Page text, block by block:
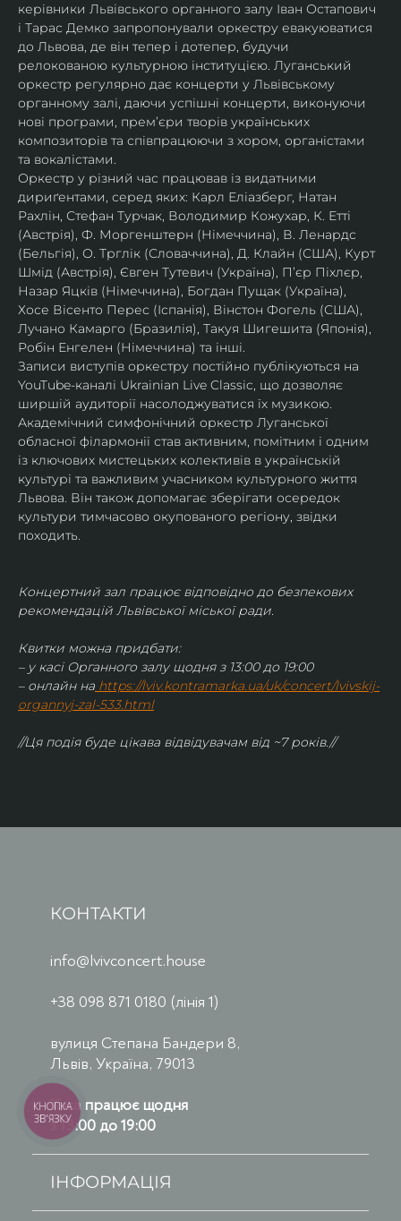
керівники Львівського органного залу Іван Остапович
і Тарас Демко запропонували оркестру евакуюватися
до Львова, де він тепер і дотепер, будучи
релокованою культурною інституцією. Луганський
оркестр регулярно дає концерти у Львівському
органному залі, даючи успішні концерти, виконуючи
нові програми, прем’єри творів українських
композиторів та співпрацюючи з хором, органістами
та вокалістами.
Оркестр у різний час працював із видатними
дириґентами, серед яких: Карл Еліазберг, Натан
Рахлін, Стефан Турчак, Володимир Кожухар, К. Етті
(Австрія), Ф. Моргенштерн (Німеччина), В. Ленардс
(Бельгія), О. Трглік (Словаччина), Д. Клайн (США), Курт
Шмід (Австрія), Євген Тутевич (Україна), П’єр Піхлєр,
Назар Яцків (Німеччина), Богдан Пущак (Україна),
Хосе Вісенто Перес (Іспанія), Вінстон Фогель (США),
Лучано Камарго (Бразилія), Такуя Шигешита (Японія),
Робін Енгелен (Німеччина) та інші.
Записи виступів оркестру постійно публікуються на
YouTube-каналі Ukrainian Live Classic, що дозволяє
ширшій аудиторії насолоджуватися їх музикою​.
Академічний симфонічний оркестр Луганської
обласної філармонії став активним, помітним і одним
із ключових мистецьких колективів в українській
культурі та важливим учасником культурного життя
Львова. Він також допомагає зберігати осередок
культури тимчасово окупованого регіону, звідки
походить.
Концертний зал працює відповідно до безпекових
рекомендацій Львівської міської ради.
Квитки можна придбати:
– у касі Органного залу щодня з 13:00 до 19:00
– онлайн на https://lviv.kontramarka.ua/uk/concert/lvivskij-
organnyj-zal-533.html
//Ця подія буде цікава відвідувачам від ~7 років.//
КОНТАКТИ
info@lvivconcert.house
+38 098 871 0180 (лінія 1)
вулиця Степана Бандери 8,
Львів, Україна, 79013
Каса працює щодня
з 13:00 до 19:00
ІНФОРМАЦІЯ
КНОПКА
ЗВ'ЯЗКУ